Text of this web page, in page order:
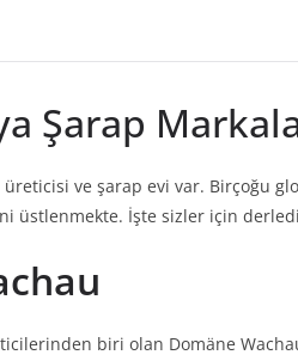
Şarap
ve şarap evi var. Birçoğu
üstlenmekte. İşte sizler için
biri olan Domäne